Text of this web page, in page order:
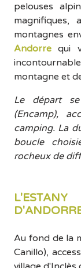
pelouses
magnifiques,
montagnes
Andorre qui
montagne et
Le départ
(Encamp),
camping. La
boucle
rocheux de
Au fond de la
Canillo),